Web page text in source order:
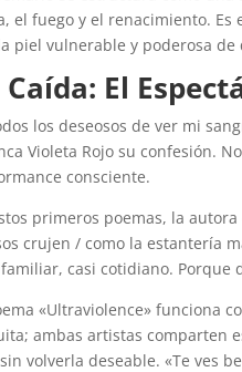
el fuego y el renacimiento.
piel vulnerable y poderosa
Caída: El
los deseosos de ver mi
Violeta Rojo su confesión.
consciente.
primeros poemas, la
crujen / como la estantería
casi cotidiano. Porque
«Ultraviolence» funciona
ambas artistas comparten
volverla deseable. «Te ves